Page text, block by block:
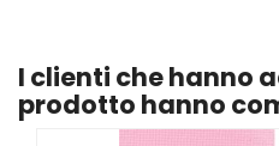
I clienti che hanno
prodotto hanno